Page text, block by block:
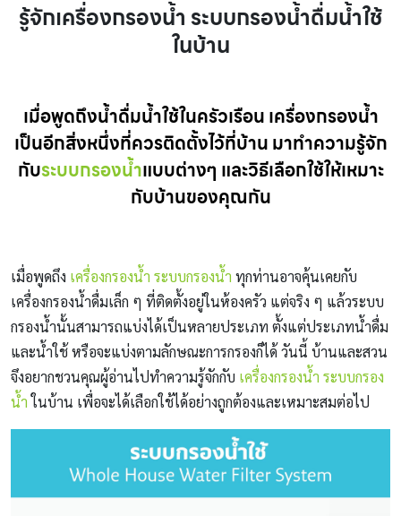
รู้จักเครื่องกรองน้ำ ระบบกรองน้ำดื่มน้ำใช้
ในบ้าน
เมื่อพูดถึงน้ำดื่มน้ำใช้ในครัวเรือน เครื่องกรองน้ำ
เป็นอีกสิ่งหนึ่งที่ควรติดตั้งไว้ที่บ้าน มาทำความรู้จัก
กับระบบกรองน้ำแบบต่างๆ และวิธีเลือกใช้ให้เหมาะ
กับบ้านของคุณกัน
เมื่อพูดถึง เครื่องกรองน้ำ ระบบกรองน้ำ ทุกท่านอาจคุ้นเคยกับ
เครื่องกรองน้ำดื่มเล็ก ๆ ที่ติดตั้งอยู่ในห้องครัว แต่จริง ๆ แล้วระบบ
กรองน้ำนั้นสามารถแบ่งได้เป็นหลายประเภท ตั้งแต่ประเภทน้ำดื่ม
และน้ำใช้ หรือจะแบ่งตามลักษณะการกรองก็ได้ วันนี้ บ้านและสวน
จึงอยากชวนคุณผู้อ่านไปทำความรู้จักกับ เครื่องกรองน้ำ ระบบกรอง
น้ำในบ้าน เพื่อจะได้เลือกใช้ได้อย่างถูกต้องและเหมาะสมต่อไป